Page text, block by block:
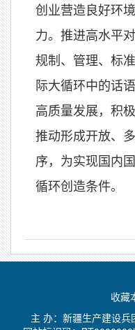
创业营造良好环
力。推进高水平
规制、管理、标
际大循环中的话
高质量发展，积
推动形成开放、
序，为实现国内
循环创造条件。
收藏
主 办：新疆生产建设兵